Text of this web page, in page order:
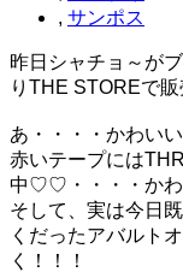
, サンポス
昨日シャチョ～が
りTHE STOREで
あ・・・・かわいい
赤いテープには
中♡♡・・・・かわ
そして、実は今日
くだったアバルト
く！！！